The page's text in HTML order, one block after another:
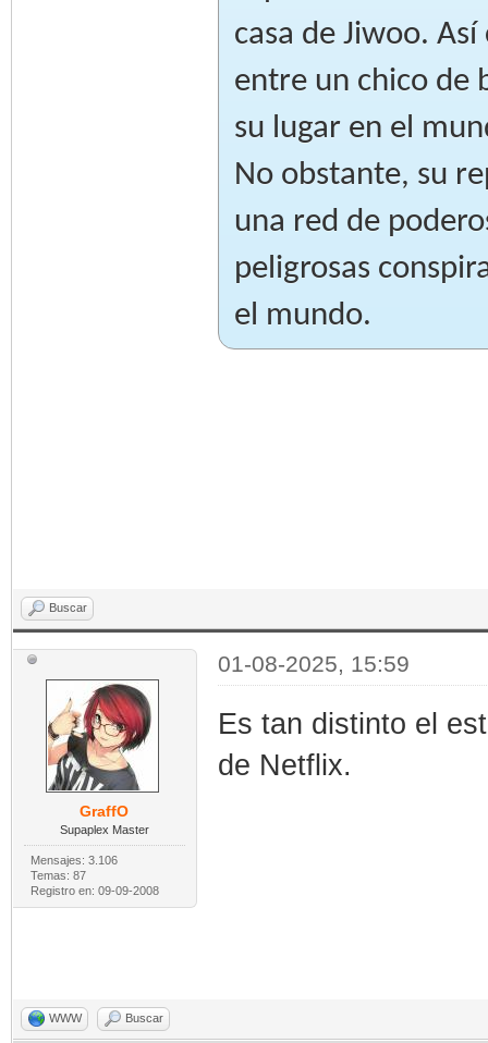
casa de Jiwoo.
entre un chico de
su lugar en el
No obstante, su
una red de
peligrosas
el mundo.
Buscar
GraffO
Supaplex Master
Mensajes: 3.106
Temas: 87
Registro en: 09-09-2008
01-08-2025, 15:59
Es tan distinto el
de Netflix.
WWW Buscar